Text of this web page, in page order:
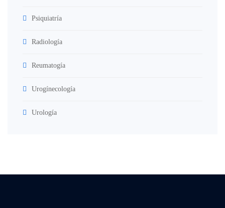
Psiquiatría
Radiología
Reumatogía
Urogínecología
Urología